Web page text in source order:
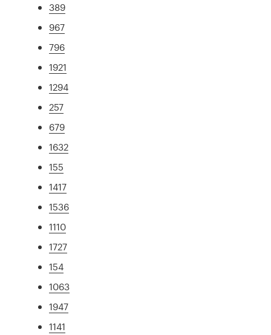
389
967
796
1921
1294
257
679
1632
155
1417
1536
1110
1727
154
1063
1947
1141